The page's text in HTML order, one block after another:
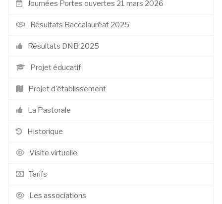
Journées Portes ouvertes 21 mars 2026
Résultats Baccalauréat 2025
Résultats DNB 2025
Projet éducatif
Projet d'établissement
La Pastorale
Historique
Visite virtuelle
Tarifs
Les associations